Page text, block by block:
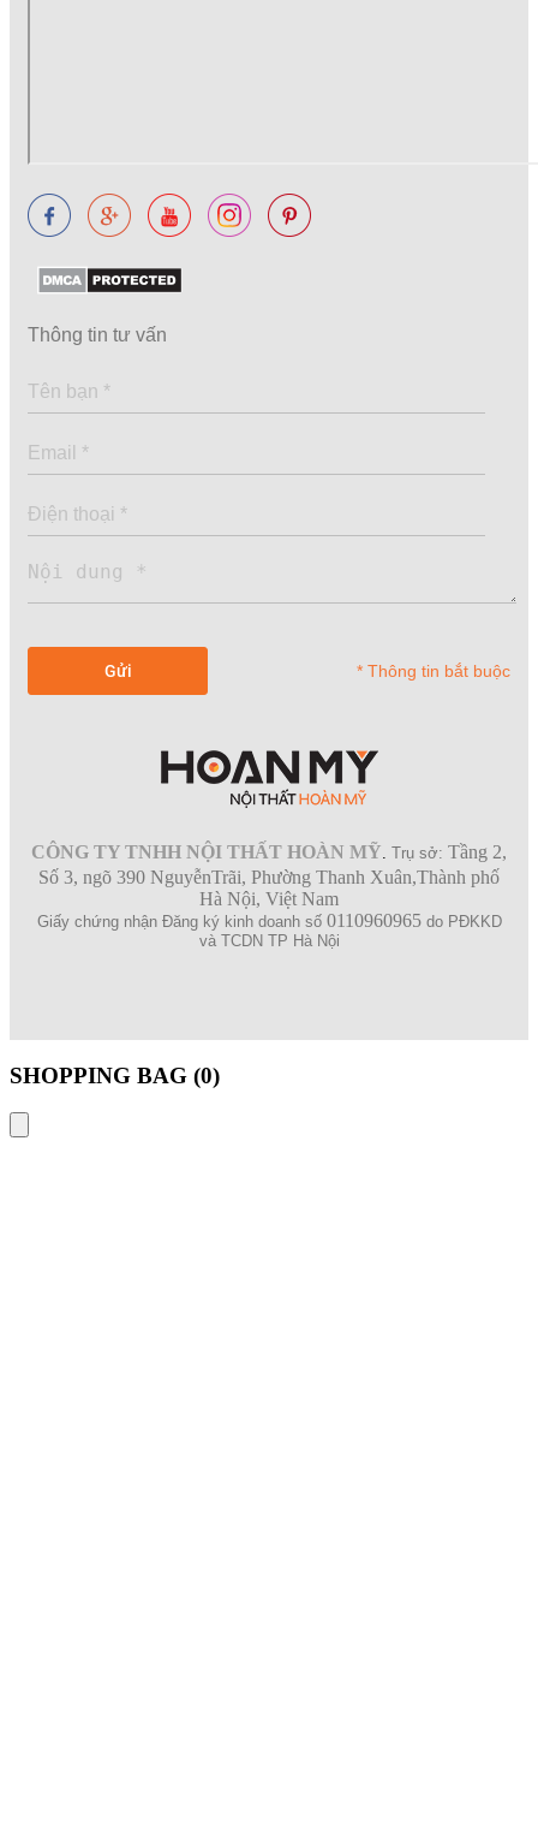
Thông tin tư vấn
* Thông tin bắt buộc
CÔNG TY TNHH NỘI THẤT HOÀN MỸ. Trụ sở: Tầng 2,
Số 3, ngõ 390 NguyễnTrãi, Phường Thanh Xuân,Thành phố
Hà Nội, Việt Nam
Giấy chứng nhận Đăng ký kinh doanh số 0110960965do PĐKKD
và TCDN TP Hà Nội
SHOPPING BAG (0)